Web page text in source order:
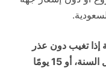
تغيب دون عذر
مشروع أكثر من 30 يومًا متفرقة خلال السنة، أو 15 يومًا